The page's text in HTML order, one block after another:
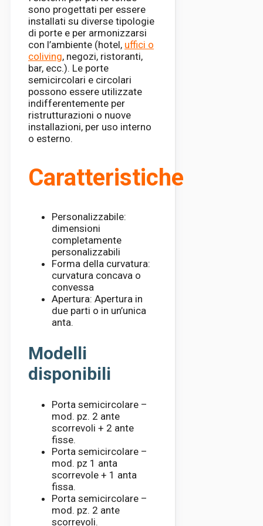
sono progettati per essere
installati su diverse tipologie
di porte e per armonizzarsi
con l’ambiente (hotel, uffici o
coliving, negozi, ristoranti,
bar, ecc.). Le porte
semicircolari e circolari
possono essere utilizzate
indifferentemente per
ristrutturazioni o nuove
installazioni, per uso interno
o esterno.
Caratteristiche
Personalizzabile:
dimensioni
completamente
personalizzabili
Forma della curvatura:
curvatura concava o
convessa
Apertura: Apertura in
due parti o in un’unica
anta.
Modelli
disponibili
Porta semicircolare –
mod. pz. 2 ante
scorrevoli + 2 ante
fisse.
Porta semicircolare –
mod. pz 1 anta
scorrevole + 1 anta
fissa.
Porta semicircolare –
mod. pz. 2 ante
scorrevoli.